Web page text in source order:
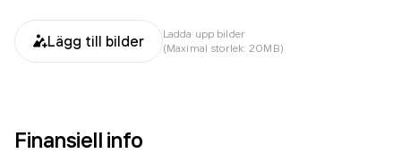
Lägg till bilder
Ladda upp bilder
(Maximal storlek: 20MB)
Finansiell info